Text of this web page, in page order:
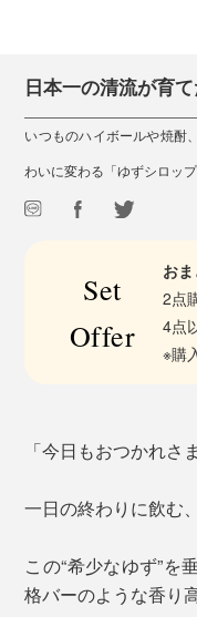
日本一の清流が育
いつものハイボールや焼酎
わいに変わる「ゆずシロッ
Set
Offer
お
2点
4点
※購
「今日もおつかれさ
一日の終わりに飲む
この“希少なゆず”を
格バーのような香り